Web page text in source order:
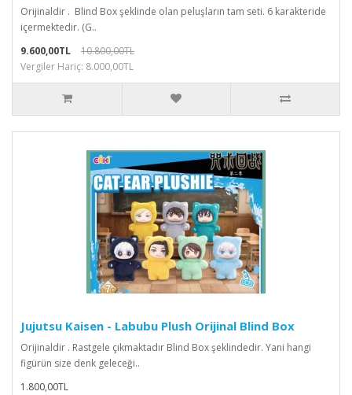
Orijinaldir . Blind Box şeklinde olan peluşların tam seti. 6 karakteride
içermektedir. (G..
9.600,00TL
10.800,00TL
Vergiler Hariç: 8.000,00TL
Jujutsu Kaisen - Labubu Plush Orijinal Blind Box
Orijinaldir . Rastgele çıkmaktadır Blind Box şeklindedir. Yani hangi
figürün size denk geleceği..
1.800,00TL